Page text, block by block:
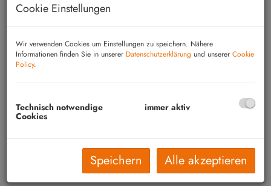
In der Gemeinde Schandorf entstehen 4 neue
Doppelhäuser - PROVISIONSFREI! 106m² Wfl.
ca. 460m² Grundstück. Aufteilung: Diele, 2
Zimmer, Badezimmer, WC extra, Technikraum,
offener Wohn-Essbereich, Büro.
Cookie Einstellungen
Wir verwenden Cookies um Einstellungen zu speichern. Nähere
Informationen finden Sie in unserer Datenschutzerklärung und unserer Cookie
Policy.
Technisch notwendige
Cookies
immer aktiv
Speichern Alle akzeptieren